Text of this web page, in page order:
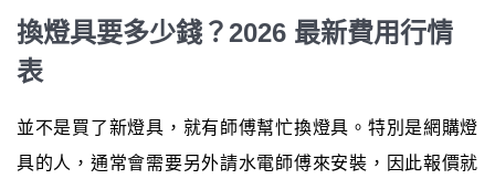
換燈具要多少錢？2026 最新費用行情
表
並不是買了新燈具，就有師傅幫忙換燈具。特別是網購燈
具的人，通常會需要另外請水電師傅來安裝，因此報價就